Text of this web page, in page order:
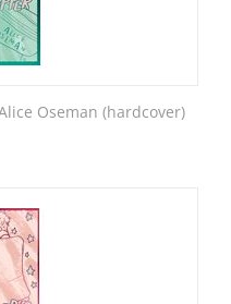
Oseman (hardcover)